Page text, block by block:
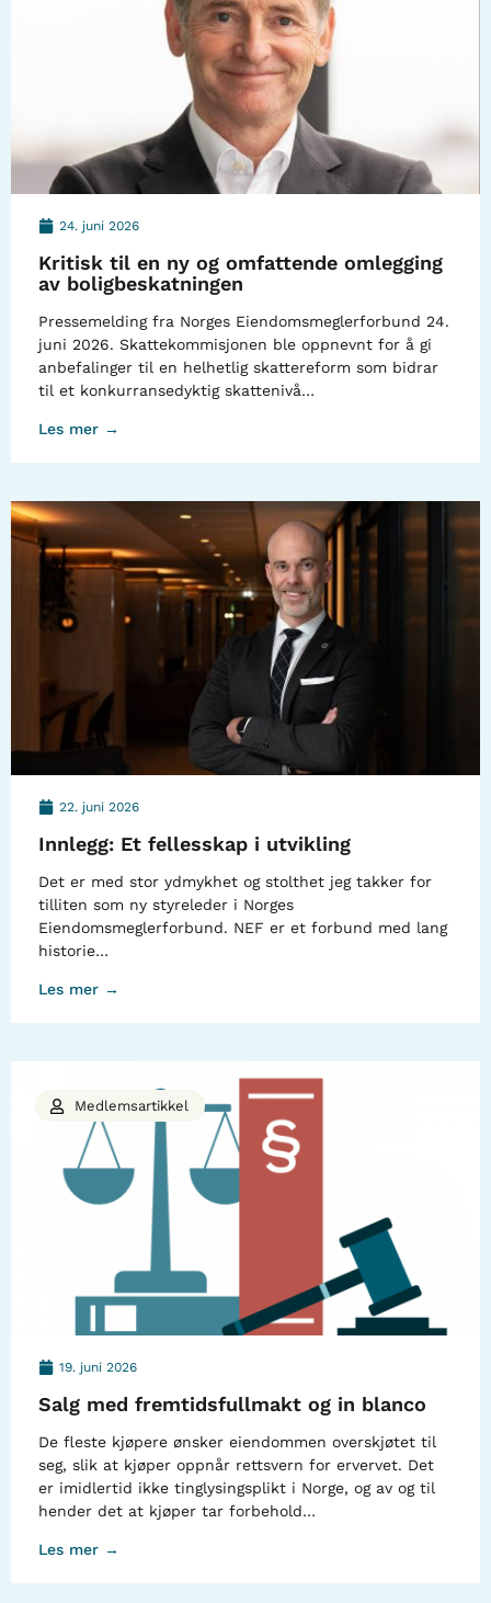
24. juni 2026
Kritisk til en ny og omfattende omlegging
av boligbeskatningen
Pressemelding fra Norges Eiendomsmeglerforbund 24.
juni 2026. Skattekommisjonen ble oppnevnt for å gi
anbefalinger til en helhetlig skattereform som bidrar
til et konkurransedyktig skattenivå…
Les mer →
22. juni 2026
Innlegg: Et fellesskap i utvikling
Det er med stor ydmykhet og stolthet jeg takker for
tilliten som ny styreleder i Norges
Eiendomsmeglerforbund. NEF er et forbund med lang
historie…
Les mer →
19. juni 2026
Salg med fremtidsfullmakt og in blanco
De fleste kjøpere ønsker eiendommen overskjøtet til
seg, slik at kjøper oppnår rettsvern for ervervet. Det
er imidlertid ikke tinglysingsplikt i Norge, og av og til
hender det at kjøper tar forbehold…
Les mer →
Medlemsartikkel